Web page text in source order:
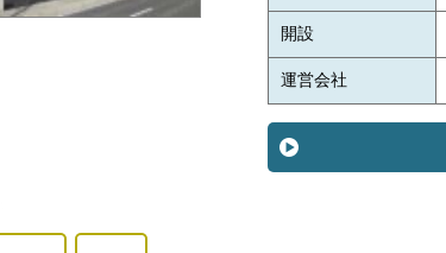
開設
運営会社